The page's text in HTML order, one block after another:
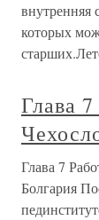
внутренняя
которых
Глава
Глава 7
Болгария